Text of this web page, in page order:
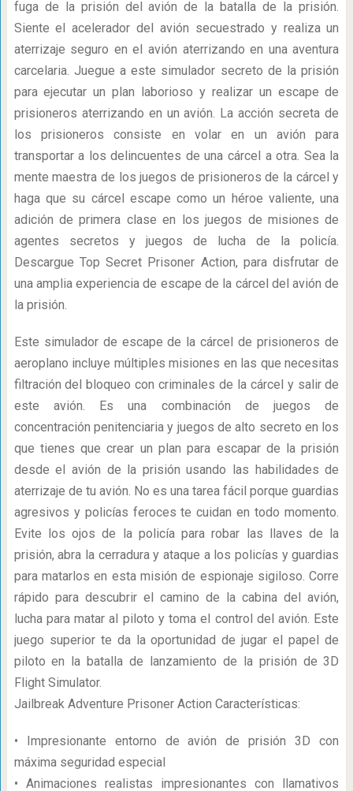
fuga de la prisión del avión de la batalla de la prisión.
Siente el acelerador del avión secuestrado y realiza un
aterrizaje seguro en el avión aterrizando en una aventura
carcelaria. Juegue a este simulador secreto de la prisión
para ejecutar un plan laborioso y realizar un escape de
prisioneros aterrizando en un avión. La acción secreta de
los prisioneros consiste en volar en un avión para
transportar a los delincuentes de una cárcel a otra. Sea la
mente maestra de los juegos de prisioneros de la cárcel y
haga que su cárcel escape como un héroe valiente, una
adición de primera clase en los juegos de misiones de
agentes secretos y juegos de lucha de la policía.
Descargue Top Secret Prisoner Action, para disfrutar de
una amplia experiencia de escape de la cárcel del avión de
la prisión.
Este simulador de escape de la cárcel de prisioneros de
aeroplano incluye múltiples misiones en las que necesitas
filtración del bloqueo con criminales de la cárcel y salir de
este avión. Es una combinación de juegos de
concentración penitenciaria y juegos de alto secreto en los
que tienes que crear un plan para escapar de la prisión
desde el avión de la prisión usando las habilidades de
aterrizaje de tu avión. No es una tarea fácil porque guardias
agresivos y policías feroces te cuidan en todo momento.
Evite los ojos de la policía para robar las llaves de la
prisión, abra la cerradura y ataque a los policías y guardias
para matarlos en esta misión de espionaje sigiloso. Corre
rápido para descubrir el camino de la cabina del avión,
lucha para matar al piloto y toma el control del avión. Este
juego superior te da la oportunidad de jugar el papel de
piloto en la batalla de lanzamiento de la prisión de 3D
Flight Simulator.
Jailbreak Adventure Prisoner Action Características:
• Impresionante entorno de avión de prisión 3D con
máxima seguridad especial
• Animaciones realistas impresionantes con llamativos